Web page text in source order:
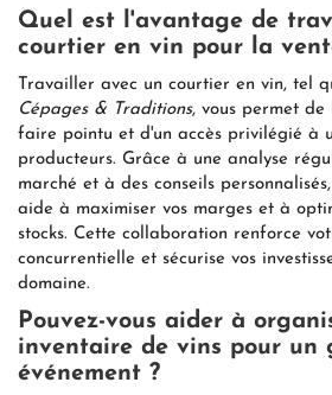
Quel est l'avantage de
courtier en vin pour la
Travailler avec un courtier en vin, tel
Cépages & Traditions, vous permet de
faire pointu et d'un accès privilégié à
producteurs. Grâce à une analyse
marché et à des conseils
aide à maximiser vos marges et à
stocks. Cette collaboration renforce
concurrentielle et sécurise vos
domaine.
Pouvez-vous aider à
inventaire de vins pour un
événement ?